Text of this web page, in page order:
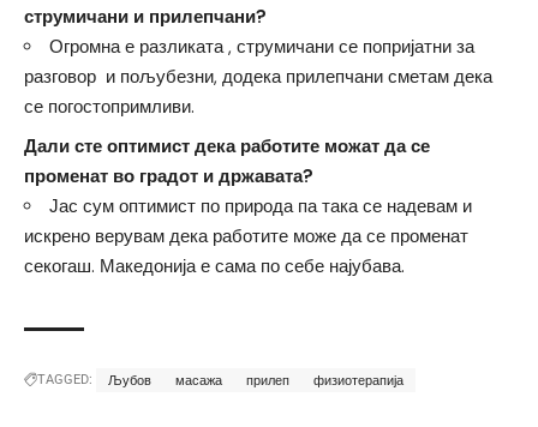
струмичани и прилепчани?
Огромна е разликата , струмичани се попријатни за
разговор и пољубезни, додека прилепчани сметам дека
се погостопримливи.
Дали сте оптимист дека работите можат да се
променат во градот и државата?
Јас сум оптимист по природа па така се надевам и
искрено верувам дека работите може да се променат
секогаш. Македонија е сама по себе најубава.
TAGGED: Љубов масажа прилеп физиотерапија